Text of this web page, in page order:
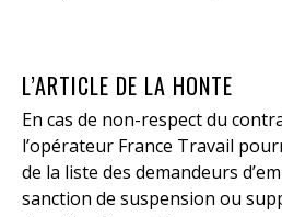
L’ARTICLE DE LA HONTE
En cas de non-respect du
l’opérateur France Travail
de la liste des demandeurs
sanction de suspension ou